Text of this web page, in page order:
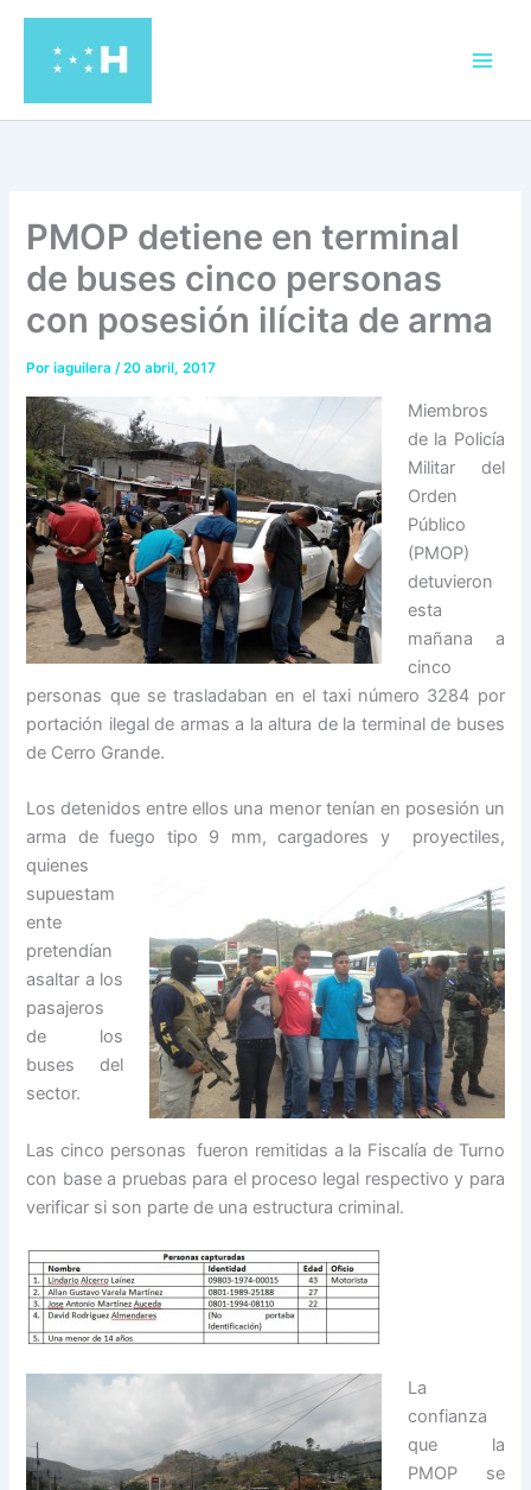
contenido
PMOP detiene en terminal
de buses cinco personas
con posesión ilícita de arma
Poriaguilera/20 abril, 2017
Miembros
de la Policía
Militar del
Orden
Público
(PMOP)
detuvieron
esta
mañana a
cinco
personas que se trasladaban en el taxi número 3284 por
portación ilegal de armas a la altura de la terminal de buses
de Cerro Grande.
Los detenidos entre ellos una menor tenían en posesión un
arma de fuego tipo 9 mm, cargadores y proyectiles,
quienes
supuestam
ente
pretendían
asaltar a los
pasajeros
de los
buses del
sector.
Las cinco personas fueron remitidas a la Fiscalía de Turno
con base a pruebas para el proceso legal respectivo y para
verificar si son parte de una estructura criminal.
La
confianza
que la
PMOP se